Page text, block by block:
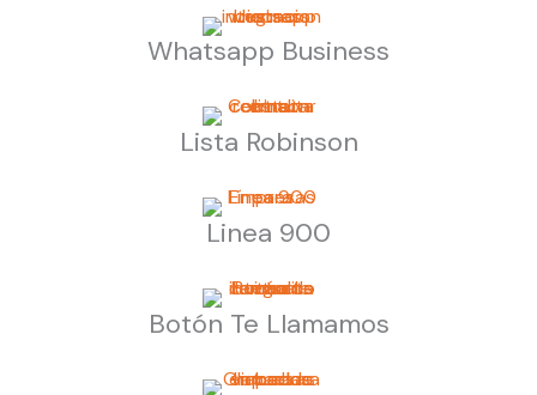
Whatsapp Business
Lista Robinson
Linea 900
Botón Te Llamamos